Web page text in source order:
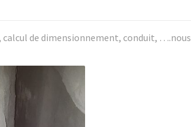
calcul de dimensionnement, conduit, ….nous